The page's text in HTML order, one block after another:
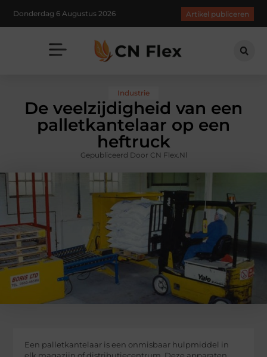
Donderdag 6 Augustus 2026 Artikel publiceren
Industrie
De veelzijdigheid van een
palletkantelaar op een
heftruck
Gepubliceerd Door CN Flex.nl
Een palletkantelaar is een onmisbaar hulpmiddel in